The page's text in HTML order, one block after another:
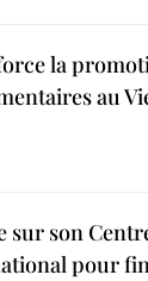
la
au
sur son
pour